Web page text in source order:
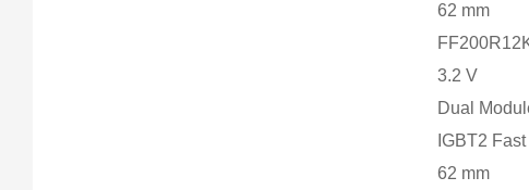
62 mm
3.2 V
Dual
IGBT2 Fast
62 mm